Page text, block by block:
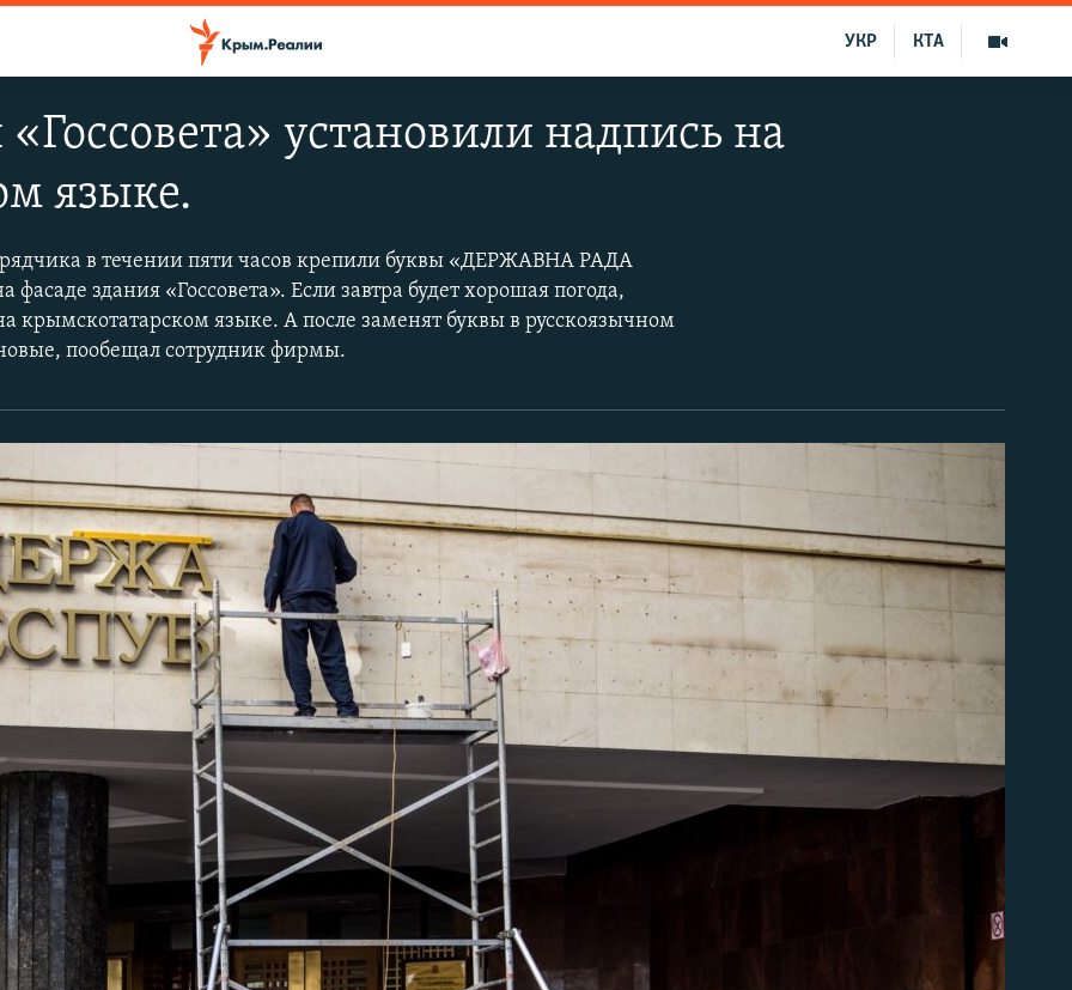
КТА
УКР
установили надпись на
языке.
в течении пяти часов крепили буквы «ДЕРЖАВНА РАДА
здания «Госсовета». Если завтра будет хорошая погода,
крымскотатарском языке. А после заменят буквы в русскоязычном
пообещал сотрудник фирмы.